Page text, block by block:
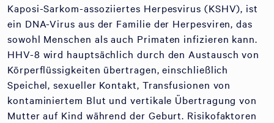
Kaposi-Sarkom-assoziiertes Herpesvirus (KSHV), ist
ein DNA-Virus aus der Familie der Herpesviren, das
sowohl Menschen als auch Primaten infizieren kann.
HHV-8 wird hauptsächlich durch den Austausch von
Körperflüssigkeiten übertragen, einschließlich
Speichel, sexueller Kontakt, Transfusionen von
kontaminiertem Blut und vertikale Übertragung von
Mutter auf Kind während der Geburt. Risikofaktoren